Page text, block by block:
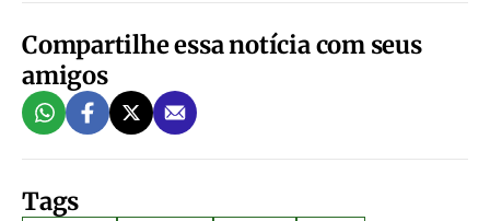
Compartilhe essa notícia com seus
amigos
Tags